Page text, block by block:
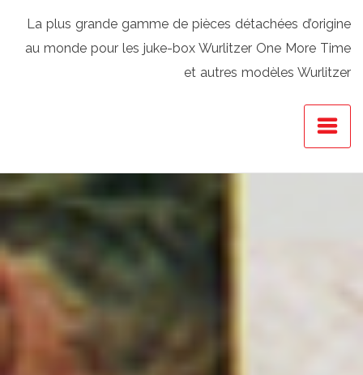
La plus grande gamme de pièces détachées d’origine
au monde pour les juke-box Wurlitzer One More Time
et autres modèles Wurlitzer